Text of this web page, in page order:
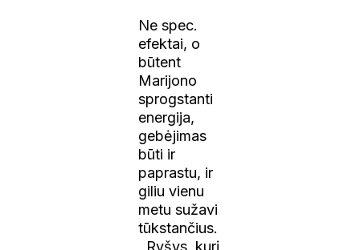
Ne spec.
efektai, o
būtent
Marijono
sprogstanti
energija,
gebėjimas
būti ir
paprastu, ir
giliu vienu
metu sužavi
tūkstančius.
Ryšys, kurį